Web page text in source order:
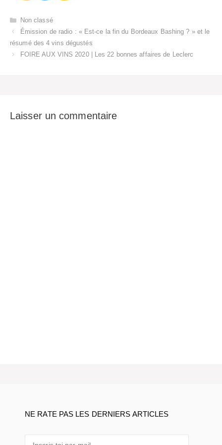
Catégories
Non classé
Émission de radio : « Est-ce la fin du Bordeaux Bashing ? » et le
résumé des 4 vins dégustés
FOIRE AUX VINS 2020 | Les 22 bonnes affaires de Leclerc
Laisser un commentaire
NE RATE PAS LES DERNIERS ARTICLES